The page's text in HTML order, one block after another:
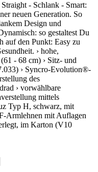
- Schlank - Smart:
neuen Generation. So
Design und
so gestaltest Du
auf den Punkt: Easy zu
› hohe,
- 68 cm) › Sitz- und
› Syncro-Evolution®-
des
› vorwählbare
mittels
Typ H, schwarz, mit
Armlehnen mit Auflagen
im Karton (V10